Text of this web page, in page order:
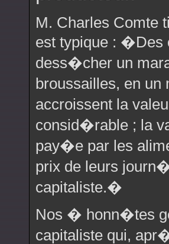
M. Charles Comte
est typique :
dess�cher un
broussailles, en
accroissent la
consid�rable ; la
pay�e par les
prix de leurs
capitaliste.�
Nos � honn�tes
capitaliste qui,